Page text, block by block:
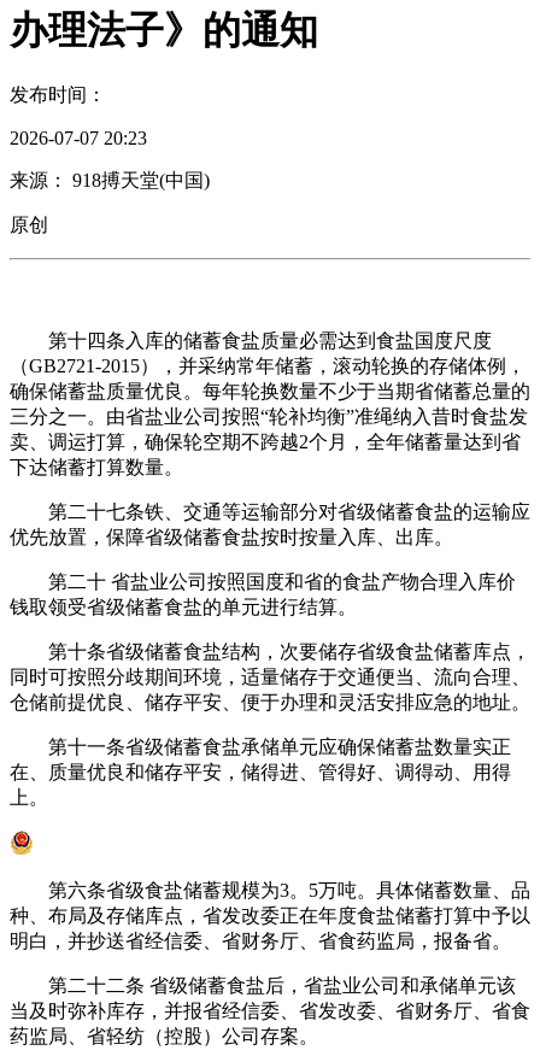
办理法子》的通知
发布时间：
2026-07-07 20:23
来源： 918搏天堂(中国)
原创
第十四条入库的储蓄食盐质量必需达到食盐国度尺度
（GB2721-2015），并采纳常年储蓄，滚动轮换的存储体例，
确保储蓄盐质量优良。每年轮换数量不少于当期省储蓄总量的
三分之一。由省盐业公司按照“轮补均衡”准绳纳入昔时食盐发
卖、调运打算，确保轮空期不跨越2个月，全年储蓄量达到省
下达储蓄打算数量。
第二十七条铁、交通等运输部分对省级储蓄食盐的运输应
优先放置，保障省级储蓄食盐按时按量入库、出库。
第二十 省盐业公司按照国度和省的食盐产物合理入库价
钱取领受省级储蓄食盐的单元进行结算。
第十条省级储蓄食盐结构，次要储存省级食盐储蓄库点，
同时可按照分歧期间环境，适量储存于交通便当、流向合理、
仓储前提优良、储存平安、便于办理和灵活安排应急的地址。
第十一条省级储蓄食盐承储单元应确保储蓄盐数量实正
在、质量优良和储存平安，储得进、管得好、调得动、用得
上。
第六条省级食盐储蓄规模为3。5万吨。具体储蓄数量、品
种、布局及存储库点，省发改委正在年度食盐储蓄打算中予以
明白，并抄送省经信委、省财务厅、省食药监局，报备省。
第二十二条 省级储蓄食盐后，省盐业公司和承储单元该
当及时弥补库存，并报省经信委、省发改委、省财务厅、省食
药监局、省轻纺（控股）公司存案。